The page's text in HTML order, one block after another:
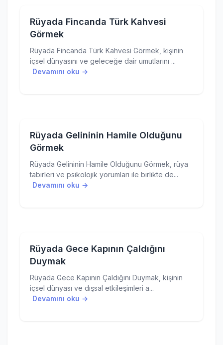
Rüyada Fincanda Türk Kahvesi
Görmek
Rüyada Fincanda Türk Kahvesi Görmek, kişinin
içsel dünyasını ve geleceğe dair umutlarını ...
Devamını oku →
Rüyada Gelininin Hamile Olduğunu
Görmek
Rüyada Gelininin Hamile Olduğunu Görmek, rüya
tabirleri ve psikolojik yorumları ile birlikte de...
Devamını oku →
Rüyada Gece Kapının Çaldığını
Duymak
Rüyada Gece Kapının Çaldığını Duymak, kişinin
içsel dünyası ve dışsal etkileşimleri a...
Devamını oku →